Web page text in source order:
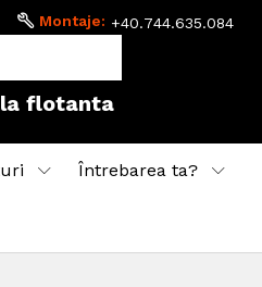
Montaje: +40.744.635.084
flotanta
Întrebarea ta?